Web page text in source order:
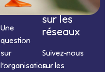
contacter
Une
question
sur
l’organisation
suivre
sur les
réseaux
Suivez-nous
sur les